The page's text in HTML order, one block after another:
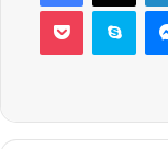
Pocket